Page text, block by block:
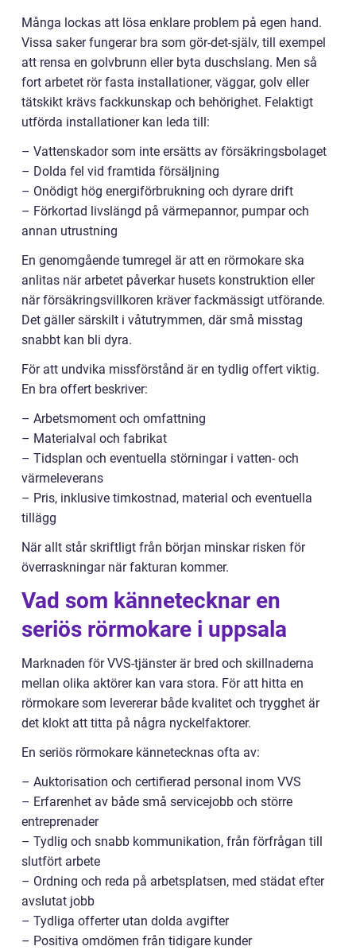
Många lockas att lösa enklare problem på egen hand.
Vissa saker fungerar bra som gör-det-själv, till exempel
att rensa en golvbrunn eller byta duschslang. Men så
fort arbetet rör fasta installationer, väggar, golv eller
tätskikt krävs fackkunskap och behörighet. Felaktigt
utförda installationer kan leda till:
– Vattenskador som inte ersätts av försäkringsbolaget
– Dolda fel vid framtida försäljning
– Onödigt hög energiförbrukning och dyrare drift
– Förkortad livslängd på värmepannor, pumpar och
annan utrustning
En genomgående tumregel är att en rörmokare ska
anlitas när arbetet påverkar husets konstruktion eller
när försäkringsvillkoren kräver fackmässigt utförande.
Det gäller särskilt i våtutrymmen, där små misstag
snabbt kan bli dyra.
För att undvika missförstånd är en tydlig offert viktig.
En bra offert beskriver:
– Arbetsmoment och omfattning
– Materialval och fabrikat
– Tidsplan och eventuella störningar i vatten- och
värmeleverans
– Pris, inklusive timkostnad, material och eventuella
tillägg
När allt står skriftligt från början minskar risken för
överraskningar när fakturan kommer.
Vad som kännetecknar en
seriös rörmokare i uppsala
Marknaden för VVS-tjänster är bred och skillnaderna
mellan olika aktörer kan vara stora. För att hitta en
rörmokare som levererar både kvalitet och trygghet är
det klokt att titta på några nyckelfaktorer.
En seriös rörmokare kännetecknas ofta av:
– Auktorisation och certifierad personal inom VVS
– Erfarenhet av både små servicejobb och större
entreprenader
– Tydlig och snabb kommunikation, från förfrågan till
slutfört arbete
– Ordning och reda på arbetsplatsen, med städat efter
avslutat jobb
– Tydliga offerter utan dolda avgifter
– Positiva omdömen från tidigare kunder